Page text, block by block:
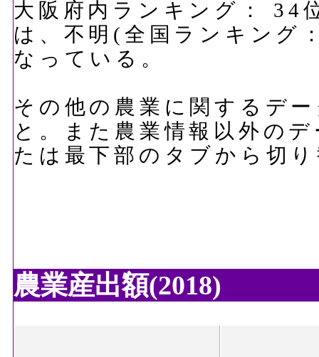
大阪府内ランキング： 34
は、不明(全国ランキング
なっている。
その他の農業に関するデ
と。また農業情報以外の
たは最下部のタブから切
農業産出額(2018)